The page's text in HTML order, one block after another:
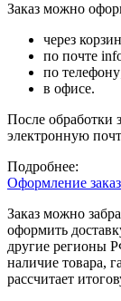
Заказ можно
через
по почте
по
в офисе.
После обработки
электронную
Подробнее:
Оформление
Заказ можно
оформить
другие регионы
наличие товара,
рассчитает